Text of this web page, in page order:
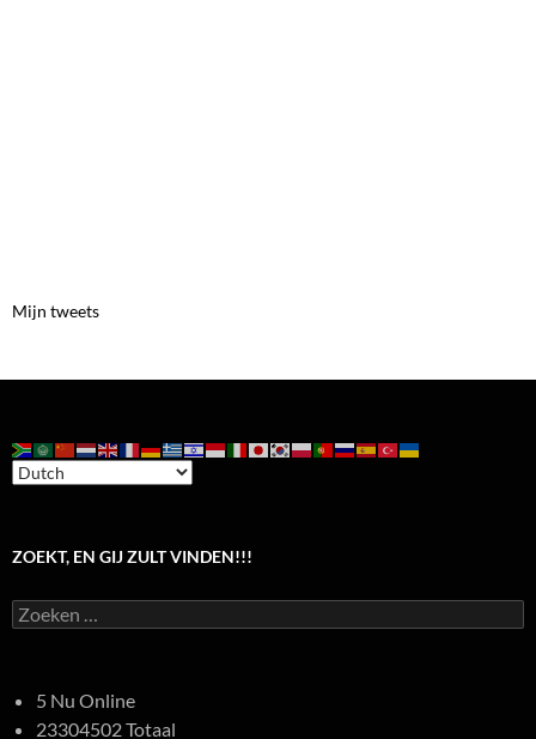
Mijn tweets
ZOEKT, EN GIJ ZULT VINDEN!!!
Zoeken
naar:
5 Nu Online
23304502 Totaal